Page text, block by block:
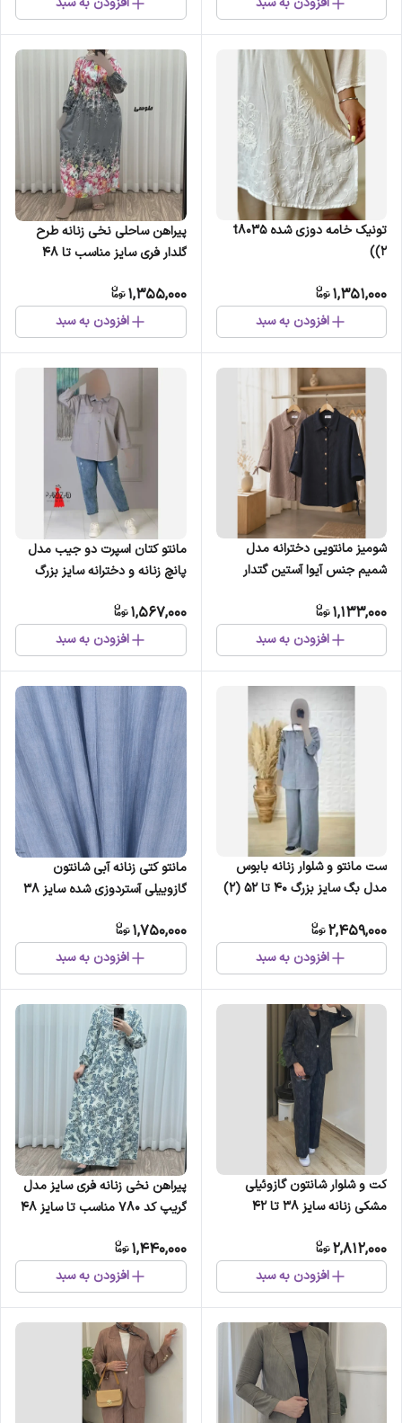
تونیک خامه دوزی شده t8035
(2)
1,351,000
افزودن به سبد
پیراهن ساحلی نخی زنانه طرح
گلدار فری سایز مناسب تا 48
1,355,000
افزودن به سبد
شومیز مانتویی دخترانه مدل
شمیم جنس آیوا آستین گتدار
1,133,000
افزودن به سبد
مانتو کتان اسپرت دو جیب مدل
پانچ زنانه و دخترانه سایز بزرگ
1,567,000
افزودن به سبد
ست مانتو و شلوار زنانه بابوس
مدل بگ سایز بزرگ 40 تا 52 (2)
2,459,000
افزودن به سبد
مانتو کتی زنانه آبی شانتون
گازوییلی آستردوزی شده سایز 38
1,750,000
افزودن به سبد
کت و شلوار شانتون گازوئیلی
مشکی زنانه سایز 38 تا 42
2,812,000
افزودن به سبد
پیراهن نخی زنانه فری سایز مدل
گریپ کد 780 مناسب تا سایز 48
آبرفت و رنگ رفت سایه نمیاندازد
1,440,000
افزودن به سبد